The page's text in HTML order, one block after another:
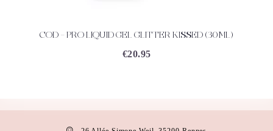
ACHETEZ DÉTAILS
COD – PRO LIQUID GEL GLITTER KISSED (30ML)
€20.95